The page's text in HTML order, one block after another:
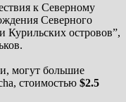
к Северному
Северного
Курильских островов”,
могут большие
стоимостью $2.5